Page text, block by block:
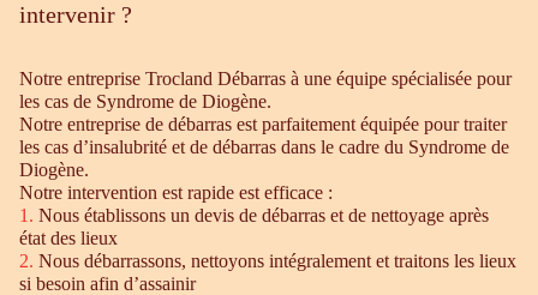
intervenir ?
Notre entreprise Trocland Débarras à une équipe spécialisée pour
les cas de Syndrome de Diogène.
Notre entreprise de débarras est parfaitement équipée pour traiter
les cas d’insalubrité et de débarras dans le cadre du Syndrome de
Diogène.
Notre intervention est rapide est efficace :
1. Nous établissons un devis de débarras et de nettoyage après
état des lieux
2. Nous débarrassons, nettoyons intégralement et traitons les lieux
si besoin afin d’assainir